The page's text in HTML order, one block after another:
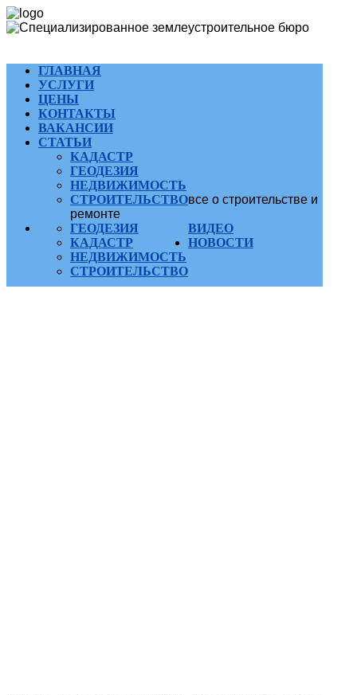
ГЛАВНАЯ
УСЛУГИ
ЦЕНЫ
КОНТАКТЫ
ВАКАНСИИ
СТАТЬИ
КАДАСТР
ГЕОДЕЗИЯ
НЕДВИЖИМОСТЬ
СТРОИТЕЛЬСТВОвсе о строительстве и
ремонте
ВИДЕО
ГЕОДЕЗИЯ
КАДАСТР
НЕДВИЖИМОСТЬ
СТРОИТЕЛЬСТВО
НОВОСТИ